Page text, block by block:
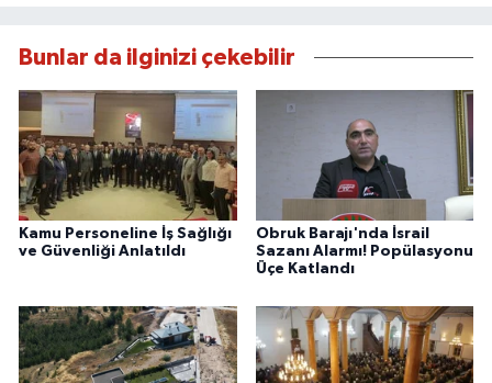
Bunlar da ilginizi çekebilir
Kamu Personeline İş Sağlığı
ve Güvenliği Anlatıldı
Obruk Barajı'nda İsrail
Sazanı Alarmı! Popülasyonu
Üçe Katlandı